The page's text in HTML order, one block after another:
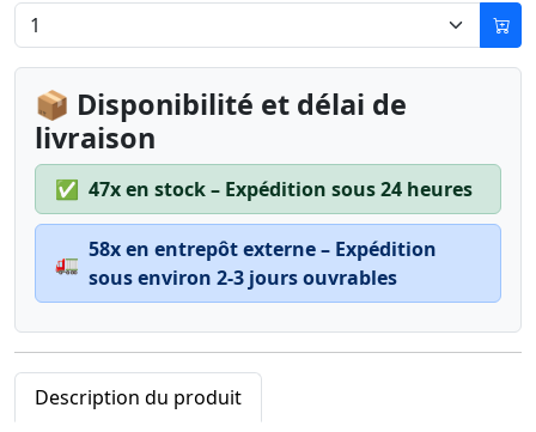
📦 Disponibilité et délai de
livraison
✅ 47x en stock – Expédition sous 24 heures
🚛
58x en entrepôt externe – Expédition
sous environ 2-3 jours ouvrables
Description du produit